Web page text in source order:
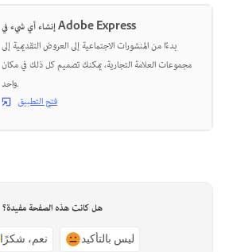
إنشاء أي شيء في Adobe Express
بدءًا من المنشورات الاجتماعية إلى العروض التقديمية إلى
مجموعات العلامة التجارية، يمكنك تصميم كل ذلك في مكان
واحد.
فتح التطبيق
هل كانت هذه الصفحة مفيدة؟
نعم، شكرًا ليس بالتأكيد